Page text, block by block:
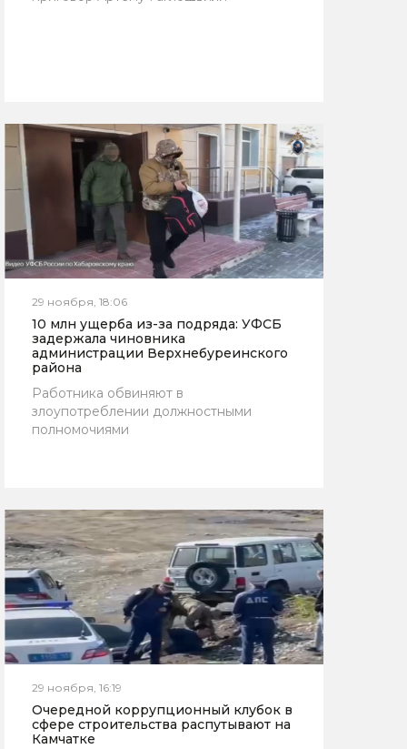
29 ноября, 18:06
10 млн ущерба из-за подряда: УФСБ
задержала чиновника
администрации Верхнебуреинского
района
Работника обвиняют в
злоупотреблении должностными
полномочиями
29 ноября, 16:19
Очередной коррупционный клубок в
сфере строительства распутывают на
Камчатке